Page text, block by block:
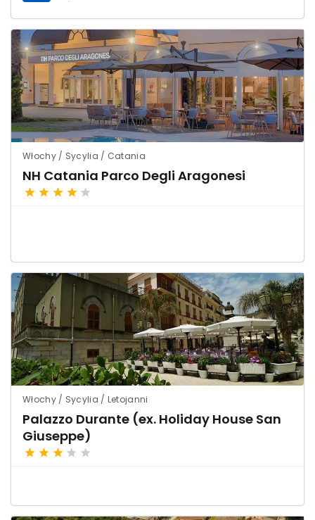
Włochy / Sycylia / Catania
NH Catania Parco Degli Aragonesi
Włochy / Sycylia / Letojanni
Palazzo Durante (ex. Holiday House San
Giuseppe)